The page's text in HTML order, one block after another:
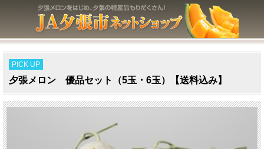
PICK UP
夕張メロン 優品セット（5玉・6玉）【送料込み】